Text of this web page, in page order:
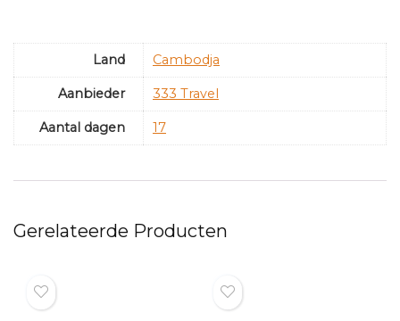
Land Cambodja
Aanbieder 333 Travel
Aantal dagen 17
Gerelateerde Producten